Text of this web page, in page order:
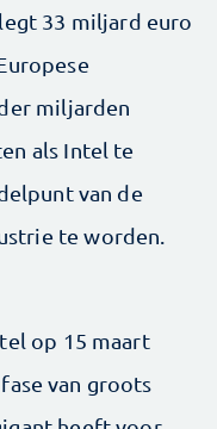
33 miljard euro
miljarden
als Intel te
van de
te worden.
op 15 maart
van groots